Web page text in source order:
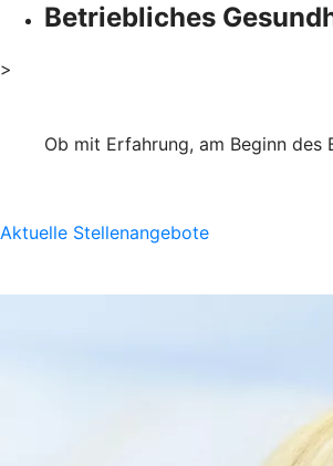
Betriebliches
>
Ob mit Erfahrung, am Beginn
Aktuelle Stellenangebote